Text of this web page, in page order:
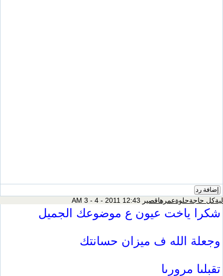
إضافة رد
ليةكل حاجةحلوةعمرهاقصير
شكرا ياخت عيون ع موضوعك الجميل
وجعلة الله ف ميزان حسانتك
تقبلىا مرورىا